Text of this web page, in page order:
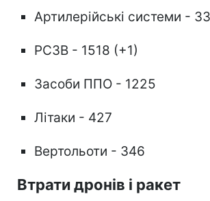
Артилерійські системи -
РСЗВ - 1518 (+1)
Засоби ППО - 1225
Літаки - 427
Вертольоти - 346
Втрати дронів і ракет